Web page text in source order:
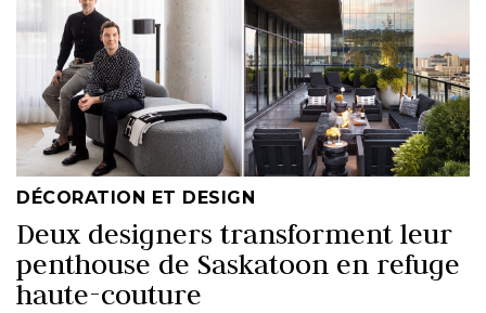
DÉCORATION ET DESIGN
Deux designers transforment leur
penthouse de Saskatoon en refuge
haute-couture